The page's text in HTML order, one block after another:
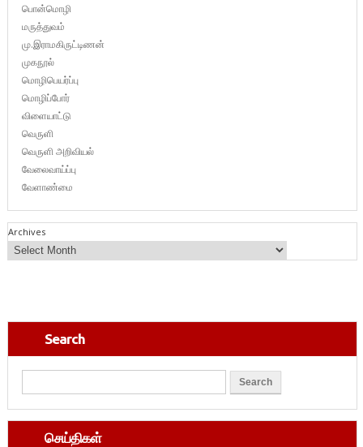
பொன்மொழி
மருத்துவம்
மு.இராமகிருட்டிணன்
முகநூல்
மொழிபெயர்ப்பு
மொழிப்போர்
விளையாட்டு
வெருளி
வெருளி அறிவியல்
வேலைவாய்ப்பு
வேளாண்மை
Archives
Search
செய்திகள்